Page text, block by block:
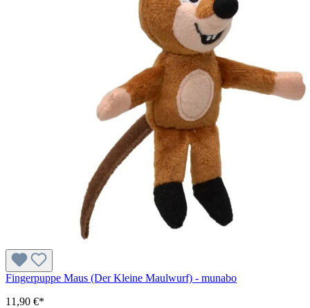
Fingerpuppe Maus (Der Kleine Maulwurf) - munabo
11,90 €*